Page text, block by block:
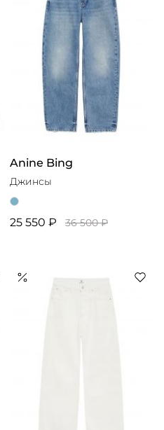
Anine Bing
Джинсы
25 550 ₽ 36 500 ₽